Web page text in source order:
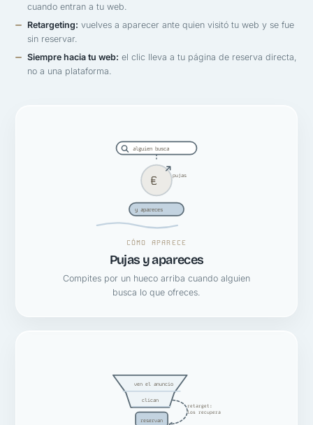
cuando entran a tu web.
Retargeting: vuelves a aparecer ante quien visitó tu web y se fue
sin reservar.
Siempre hacia tu web: el clic lleva a tu página de reserva directa,
no a una plataforma.
alguien busca
€ pujas
y apareces
CÓMO APARECE
Pujas y apareces
Compites por un hueco arriba cuando alguien
busca lo que ofreces.
ven el anuncio
clican
reservan
retarget:
los recupera